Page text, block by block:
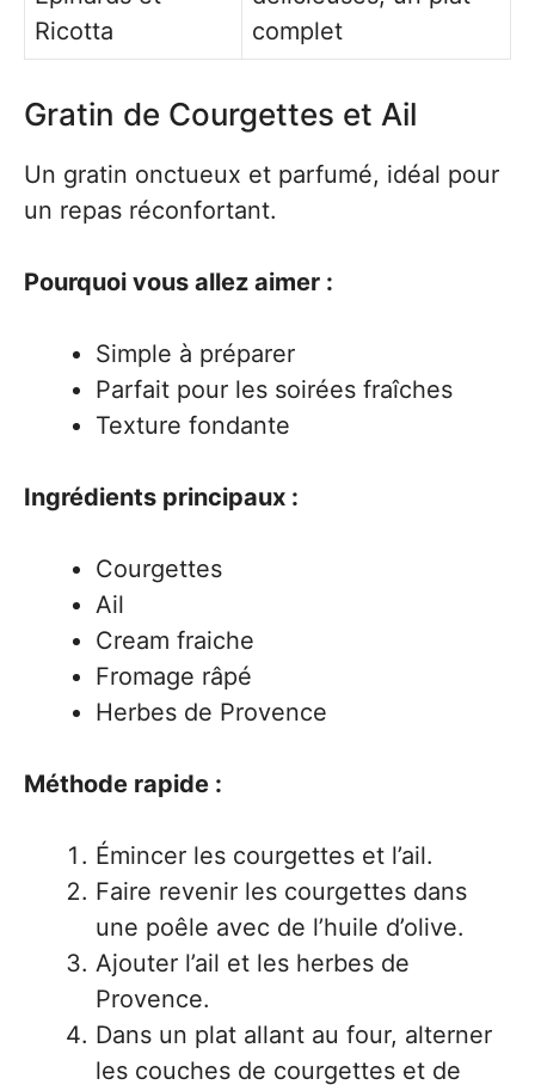
Ricotta
complet
Gratin de Courgettes et Ail
Un gratin onctueux et parfumé, idéal pour
un repas réconfortant.
Pourquoi vous allez aimer :
Simple à préparer
Parfait pour les soirées fraîches
Texture fondante
Ingrédients principaux :
Courgettes
Ail
Cream fraiche
Fromage râpé
Herbes de Provence
Méthode rapide :
Émincer les courgettes et l’ail.
Faire revenir les courgettes dans
une poêle avec de l’huile d’olive.
Ajouter l’ail et les herbes de
Provence.
Dans un plat allant au four, alterner
les couches de courgettes et de